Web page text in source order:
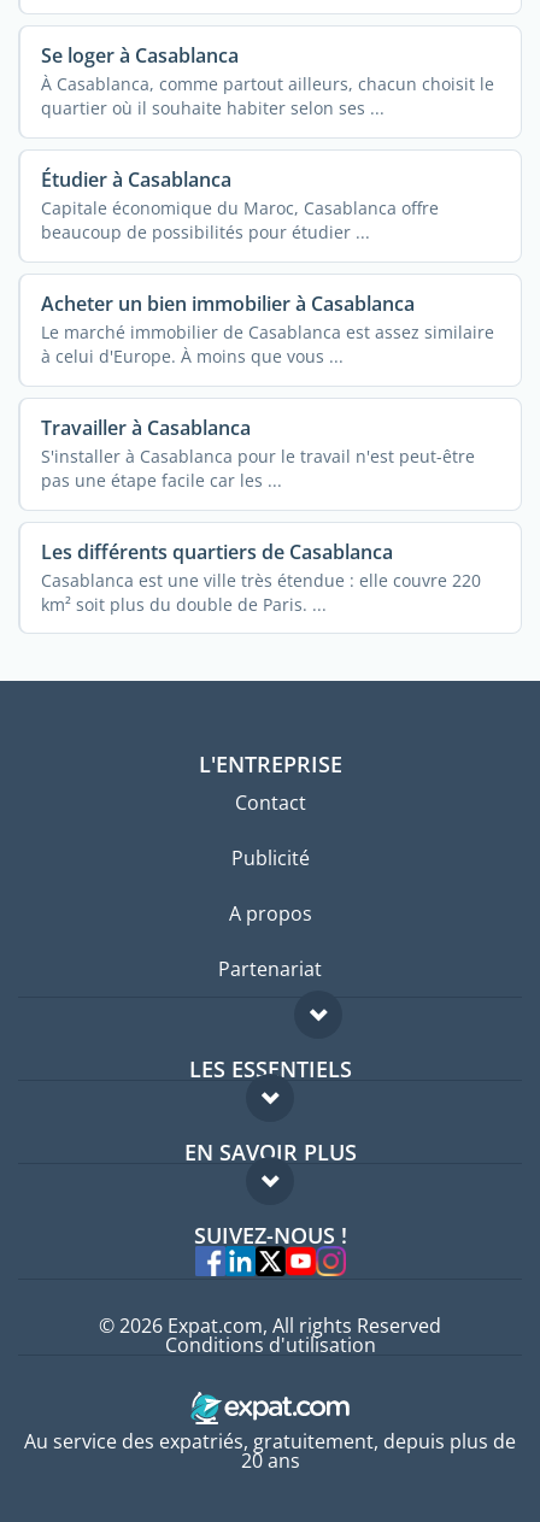
Se loger à Casablanca
À Casablanca, comme partout ailleurs, chacun choisit le
quartier où il souhaite habiter selon ses ...
Étudier à Casablanca
Capitale économique du Maroc, Casablanca offre
beaucoup de possibilités pour étudier ...
Acheter un bien immobilier à Casablanca
Le marché immobilier de Casablanca est assez similaire
à celui d'Europe. À moins que vous ...
Travailler à Casablanca
S'installer à Casablanca pour le travail n'est peut-être
pas une étape facile car les ...
Les différents quartiers de Casablanca
Casablanca est une ville très étendue : elle couvre 220
km² soit plus du double de Paris. ...
L'ENTREPRISE
Contact
Publicité
A propos
Partenariat
LES ESSENTIELS
Forum expatriés
Guides pays
EN SAVOIR PLUS
FAQ
Experts
SUIVEZ-NOUS !
Au service des expatriés, gratuitement, depuis plus de
20 ans
© 2026 Expat.com, All rights Reserved
Conditions d'utilisation